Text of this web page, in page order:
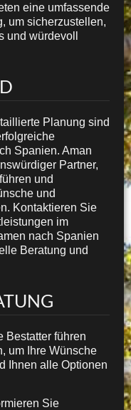
eine umfassende
um sicherzustellen,
und würdevoll
Planung sind
Spanien. Aman
Partner,
und
und
Kontaktieren Sie
im
nach Spanien
Beratung und
Bestatter führen
um Ihre Wünsche
Ihnen alle Optionen
Sie